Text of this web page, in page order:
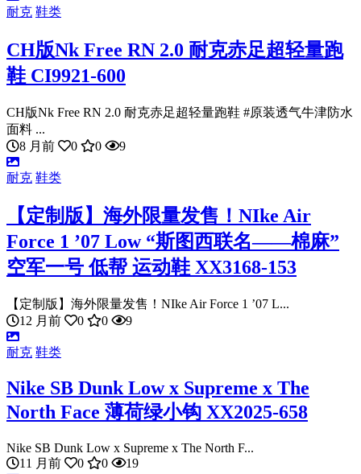
耐克 鞋类
CH版Nk Free RN 2.0 耐克赤足超轻量跑
鞋 CI9921-600
CH版Nk Free RN 2.0 耐克赤足超轻量跑鞋 #原装透气牛津防水
面料 ...
8 月前
0 0 9
耐克 鞋类
【定制版】海外限量发售！NIke Air
Force 1 ’07 Low “斯图西联名——棉麻”
空军一号 低帮 运动鞋 XX3168-153
【定制版】海外限量发售！NIke Air Force 1 ’07 L...
12 月前
0 0 9
耐克 鞋类
Nike SB Dunk Low x Supreme x The
North Face 薄荷绿小钩 XX2025-658
Nike SB Dunk Low x Supreme x The North F...
11 月前
0 0 19